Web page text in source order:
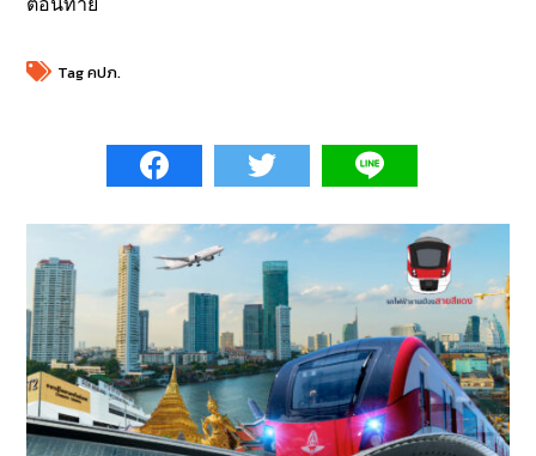
Tagคปภ.